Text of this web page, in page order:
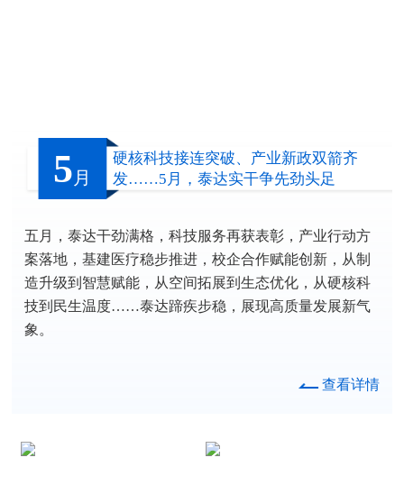
5 月
硬核科技接连突破、产业新政双箭齐
发……5月，泰达实干争先劲头足
五月，泰达干劲满格，科技服务再获表彰，产业行动方
案落地，基建医疗稳步推进，校企合作赋能创新，从制
造升级到智慧赋能，从空间拓展到生态优化，从硬核科
技到民生温度……泰达蹄疾步稳，展现高质量发展新气
象。
查看详情